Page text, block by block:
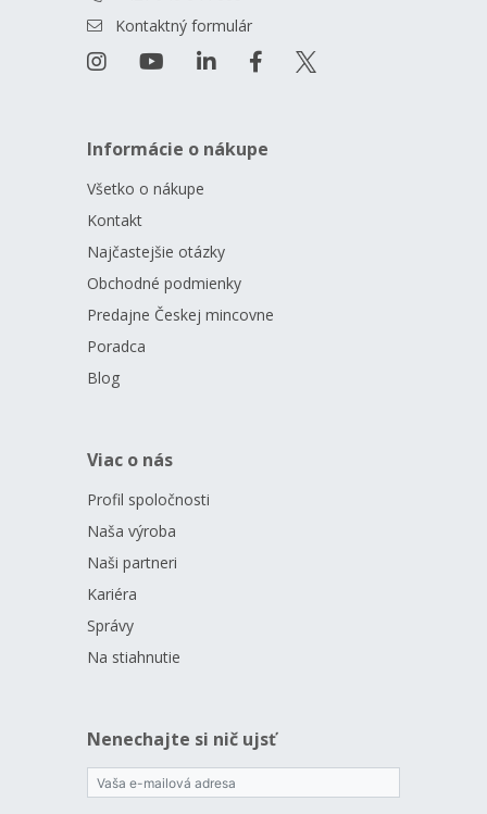
Kontaktný formulár
Informácie o nákupe
Všetko o nákupe
Kontakt
Najčastejšie otázky
Obchodné podmienky
Predajne Českej mincovne
Poradca
Blog
Viac o nás
Profil spoločnosti
Naša výroba
Naši partneri
Kariéra
Správy
Na stiahnutie
Nenechajte si nič ujsť